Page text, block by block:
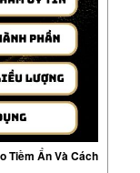
Tiềm Ẩn Và Cách